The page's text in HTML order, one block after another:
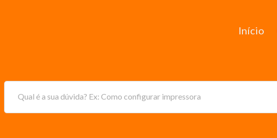
Início
Qual é a sua dúvida? Ex: Como configurar impressora